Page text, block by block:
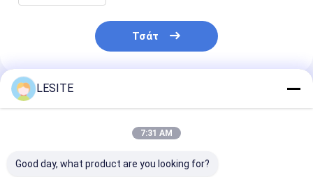
Φίλτρο τσαντών Hepa
Τσάτ
Συνιστώμενα Προϊόντα
LESITE
7:31 AM
Good day, what product are you looking for?